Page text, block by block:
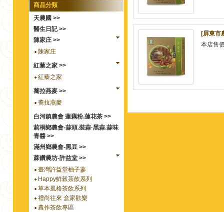
商品分類
天農國 >>
醫生日記 >>
陳家庄 >>
陳家庄
紅藜之家 >>
紅藜之家
蕎拉燕麥 >>
蕎拉燕麥
白河鎮農會 蓮藕粉.蓮花茶 >>
莿桐鄉農會-蒜頭.裝蒜·黑蒜.蒜味
青醬 >>
滿州鄉農會-黑豆 >>
蔴鑽農坊-許益堂 >>
臺灣許益堂柚子蔘
Happy鮮榖茶飲系列
草本風格茶飲系列
禮尚往來 盒家歡樂
農作茶飲專區
[屏東市
本店售